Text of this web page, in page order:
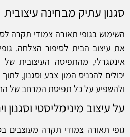
סגנון עתיק מבחינה עיצובית
השימוש בגופי תאורה צמודי תקרה
את עיצוב הבית לסיפור הצלחה.
אינטגרלי, מהתפיסה העיצובית
יכולים להכניס המון צבע וסגנון,
ולהשפיע על כל תפיסת המרחב של
על עיצוב מינימליסטי וסגנון
גופי תאורה צמודי תקרה מעוצבים